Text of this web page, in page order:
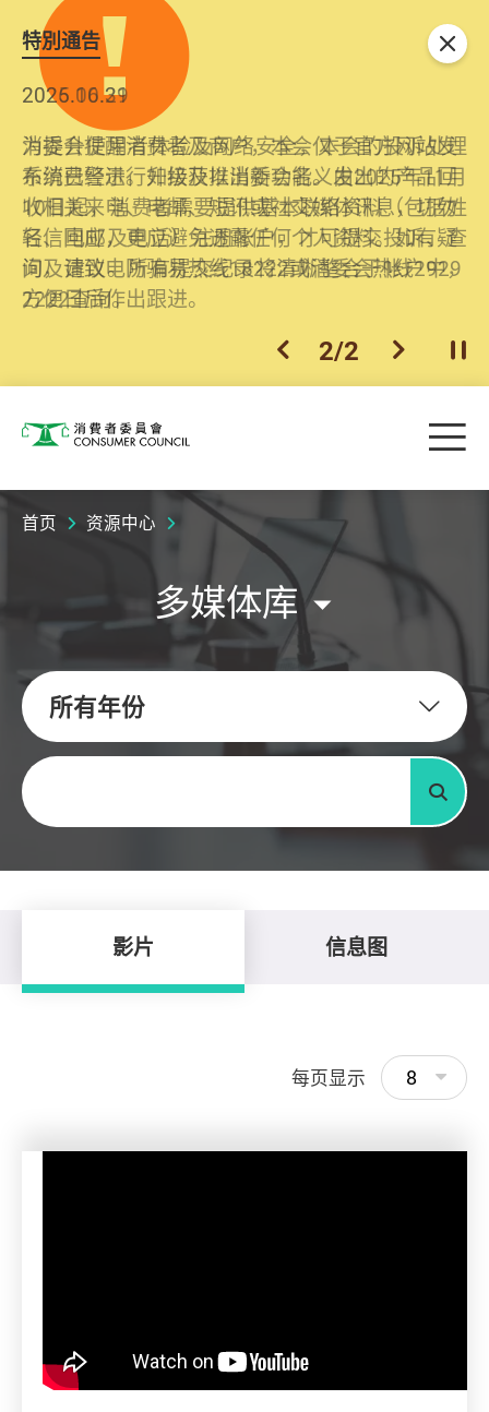
特別通告
2026.06.29
消委会提醒消费者及商户，本会仅于官方网站发
布消费警示。如接获以消委会名义发出的产品回
收相关来电、电邮、短讯或社交媒体讯息，切勿
轻信回应，更应避免透露任何个人资料。如有疑
问，请致电防骗易热线18222或消委会热线2929
2222查询。
2025.10.31
为提升使用者体验及网络安全，本会的投诉处理
系统已经进行升级及推出新功能。由2025年11月
10日起，消费者需要提供基本联络资料（包括姓
名、电邮及电话）注册帐户，才可提交投诉、查
询及建议。所有提交纪录将清晰整合于帐户中，
方便日后作出跟进。
上一个
2/2 下一个开
关闭
消费者委员会 目
首页 资源中心
多媒体库
所有年份
关键字
搜寻
影片 信息图
每页显示 8